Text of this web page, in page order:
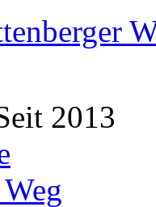
2013